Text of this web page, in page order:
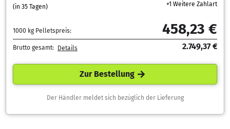
(in 35 Tagen)
+1 Weitere Zahlart
1000 kg Pelletspreis: 458,23 €
Brutto gesamt: Details 2.749,37 €
Zur Bestellung
Der Händler meldet sich bezüglich der Lieferung